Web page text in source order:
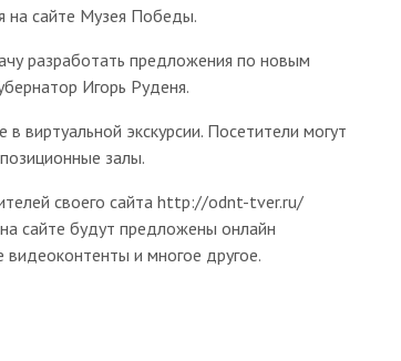
на сайте Музея Победы.
разработать предложения по новым
Игорь Руденя.
виртуальной экскурсии. Посетители могут
залы.
своего сайта http://odnt-tver.ru/
сайте будут предложены онлайн
видеоконтенты и многое другое.